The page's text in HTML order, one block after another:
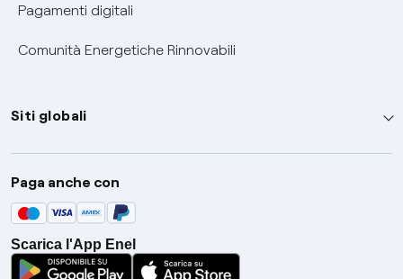
Pagamenti digitali
Comunità Energetiche Rinnovabili
Siti globali
Enel Group
Enel Green Power
Global Trading
Global Procurement
Paga anche con
Scarica l'App Enel